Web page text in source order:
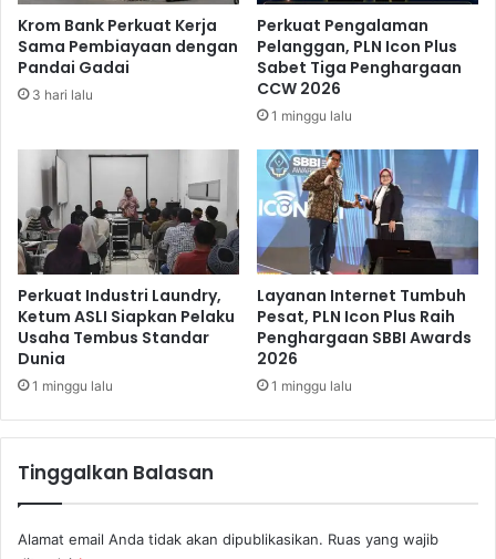
u
te
r
a
g
r
d
a
n
a
J
e
m
U
m
o
Krom Bank Perkuat Kerja
Sama Pembiayaan dengan
Pandai Gadai
3 hari lalu
Perkuat Pengalaman
Pelanggan, PLN Icon Plus
Sabet Tiga Penghargaan
CCW 2026
1 minggu lalu
Perkuat Industri Laundry,
Ketum ASLI Siapkan Pelaku
Usaha Tembus Standar
Dunia
1 minggu lalu
Layanan Internet Tumbuh
Pesat, PLN Icon Plus Raih
Penghargaan SBBI Awards
2026
1 minggu lalu
Tinggalkan Balasan
Alamat email Anda tidak akan dipublikasikan. Ruas yang wajib